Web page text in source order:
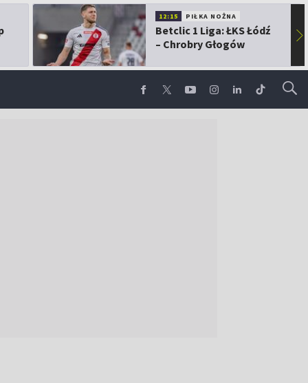
12:15 PIŁKA NOŻNA
Betclic 1 Liga: ŁKS Łódź
– Chrobry Głogów
▶